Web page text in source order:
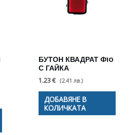
БУТОН КВАДРАТ Ф10
С ГАЙКА
1.23 € (2.41 лв.)
ДОБАВЯНЕ В
КОЛИЧКАТА